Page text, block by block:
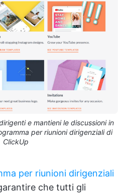
e mantieni le discussioni in
per riunioni dirigenziali di
ClickUp
per riunioni dirigenziali
che tutti gli